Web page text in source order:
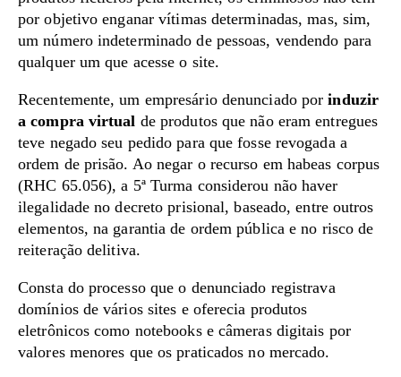
por objetivo enganar vítimas determinadas, mas, sim,
um número indeterminado de pessoas, vendendo para
qualquer um que acesse o site.
Recentemente, um empresário denunciado porinduzir
a compra virtual de produtos que não eram entregues
teve negado seu pedido para que fosse revogada a
ordem de prisão. Ao negar o recurso em habeas corpus
(RHC 65.056), a 5ª Turma considerou não haver
ilegalidade no decreto prisional, baseado, entre outros
elementos, na garantia de ordem pública e no risco de
reiteração delitiva.
Consta do processo que o denunciado registrava
domínios de vários sites e oferecia produtos
eletrônicos como notebooks e câmeras digitais por
valores menores que os praticados no mercado.